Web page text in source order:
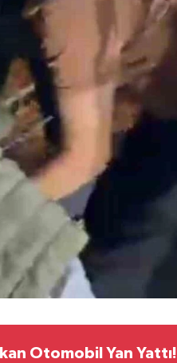
Otomobil Yan Yattı!